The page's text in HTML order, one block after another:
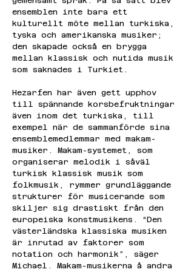
ensemblen inte bara ett
kulturellt möte mellan turkiska,
tyska och amerikanska musiker;
den skapade också en brygga
mellan klassisk och nutida musik
som saknades i Turkiet.
Hezarfen har även gett upphov
till spännande korsbefruktningar
även inom det turkiska, till
exempel när de sammanförde sina
ensemblemedlemmar med makam-
musiker. Makam-systemet, som
organiserar melodik i såväl
turkisk klassisk musik som
folkmusik, rymmer grundläggande
strukturer för musicerande som
skiljer sig drastiskt från den
europeiska konstmusikens. “Den
västerländska klassiska musiken
är inrutad av faktorer som
notation och harmonik”, säger
Michael. Makam-musikerna å andra